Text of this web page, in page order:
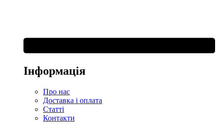
Інформація
Про нас
Доставка і оплата
Статті
Контакти